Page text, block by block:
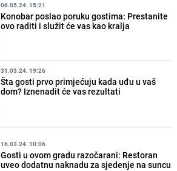
06.05.24. 15:21
Konobar poslao poruku gostima: Prestanite
ovo raditi i služit će vas kao kralja
31.03.24. 19:26
Šta gosti prvo primjećuju kada uđu u vaš
dom? Iznenadit će vas rezultati
16.03.24. 10:06
Gosti u ovom gradu razočarani: Restoran
uveo dodatnu naknadu za sjedenje na suncu